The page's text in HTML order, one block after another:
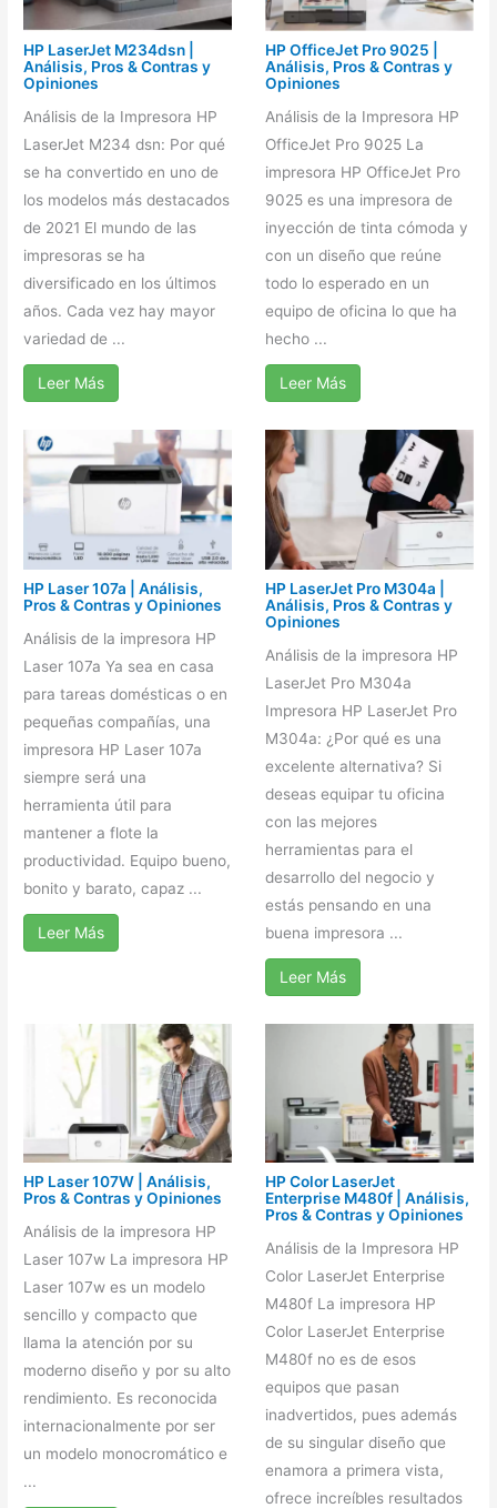
HP LaserJet M234dsn |
Análisis, Pros & Contras y
Opiniones
Análisis de la Impresora HP
LaserJet M234 dsn: Por qué
se ha convertido en uno de
los modelos más destacados
de 2021 El mundo de las
impresoras se ha
diversificado en los últimos
años. Cada vez hay mayor
variedad de ...
Leer Más
HP OfficeJet Pro 9025 |
Análisis, Pros & Contras y
Opiniones
Análisis de la Impresora HP
OfficeJet Pro 9025 La
impresora HP OfficeJet Pro
9025 es una impresora de
inyección de tinta cómoda y
con un diseño que reúne
todo lo esperado en un
equipo de oficina lo que ha
hecho ...
Leer Más
HP Laser 107a | Análisis,
Pros & Contras y Opiniones
Análisis de la impresora HP
Laser 107a Ya sea en casa
para tareas domésticas o en
pequeñas compañías, una
impresora HP Laser 107a
siempre será una
herramienta útil para
mantener a flote la
productividad. Equipo bueno,
bonito y barato, capaz ...
Leer Más
HP LaserJet Pro M304a |
Análisis, Pros & Contras y
Opiniones
Análisis de la impresora HP
LaserJet Pro M304a
Impresora HP LaserJet Pro
M304a: ¿Por qué es una
excelente alternativa? Si
deseas equipar tu oficina
con las mejores
herramientas para el
desarrollo del negocio y
estás pensando en una
buena impresora ...
Leer Más
HP Laser 107W | Análisis,
Pros & Contras y Opiniones
Análisis de la impresora HP
Laser 107w La impresora HP
Laser 107w es un modelo
sencillo y compacto que
llama la atención por su
moderno diseño y por su alto
rendimiento. Es reconocida
internacionalmente por ser
un modelo monocromático e
...
HP Color LaserJet
Enterprise M480f | Análisis,
Pros & Contras y Opiniones
Análisis de la Impresora HP
Color LaserJet Enterprise
M480f La impresora HP
Color LaserJet Enterprise
M480f no es de esos
equipos que pasan
inadvertidos, pues además
de su singular diseño que
enamora a primera vista,
ofrece increíbles resultados